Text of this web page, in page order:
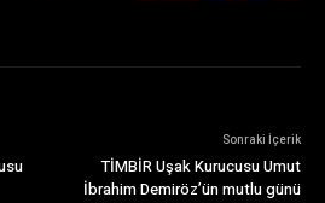
Sonraki İçerik
TİMBİR Uşak Kurucusu Umut
İbrahim Demiröz’ün mutlu günü